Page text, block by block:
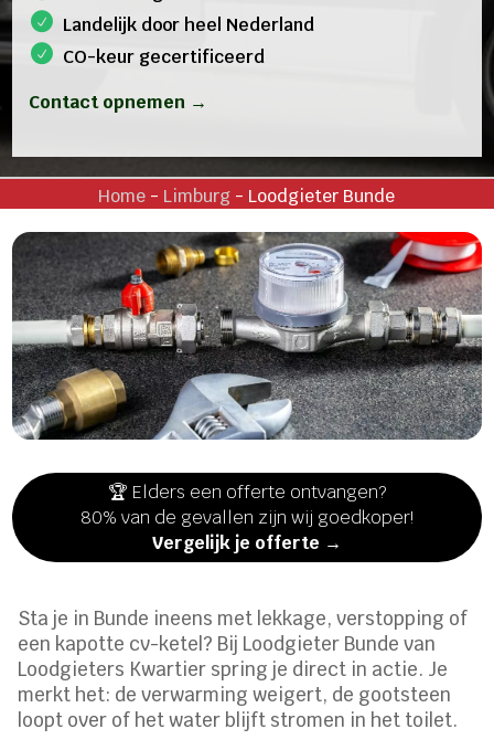
Landelijk door heel Nederland
CO-keur gecertificeerd
Contact opnemen →
Home - Limburg - Loodgieter Bunde
🏆 Elders een offerte ontvangen?
80% van de gevallen zijn wij goedkoper!
Vergelijk je offerte →
Sta je in Bunde ineens met lekkage, verstopping of
een kapotte cv-ketel? Bij Loodgieter Bunde van
Loodgieters Kwartier spring je direct in actie. Je
merkt het: de verwarming weigert, de gootsteen
loopt over of het water blijft stromen in het toilet.